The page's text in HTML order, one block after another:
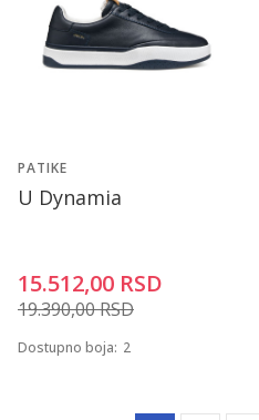
PATIKE
U Dynamia
15.512,00 RSD
19.390,00RSD
Dostupno boja: 2